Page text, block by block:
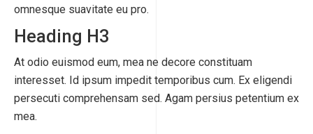
omnesque suavitate eu pro.
Heading H3
At odio euismod eum, mea ne decore constituam
interesset. Id ipsum impedit temporibus cum. Ex eligendi
persecuti comprehensam sed. Agam persius petentium ex
mea.